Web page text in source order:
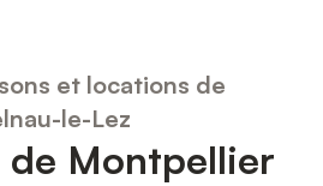
et locations de
le-Lez
de Montpellier